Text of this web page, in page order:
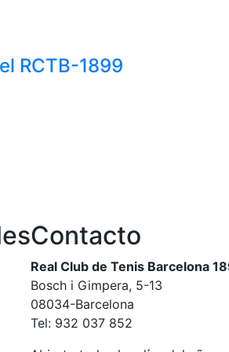
RCTB-1899
Contacto
Real Club de Tenis Barcelona
Bosch i Gimpera, 5-13
08034-Barcelona
Tel: 932 037 852